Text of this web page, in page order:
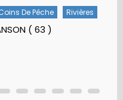
De Pêche Rivières
( 63 )